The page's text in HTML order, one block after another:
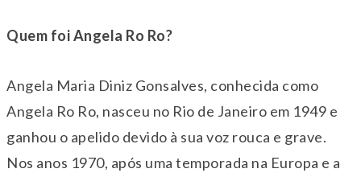
Quem foi Angela Ro Ro?
Angela Maria Diniz Gonsalves, conhecida como
Angela Ro Ro, nasceu no Rio de Janeiro em 1949 e
ganhou o apelido devido à sua voz rouca e grave.
Nos anos 1970, após uma temporada na Europa e a